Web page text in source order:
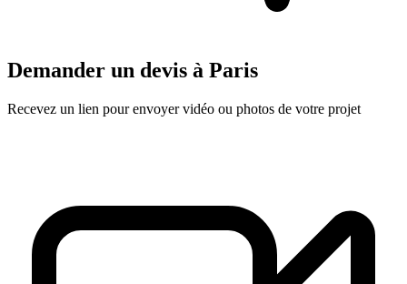
Demander un devis à Paris
Recevez un lien pour envoyer vidéo ou photos de votre projet